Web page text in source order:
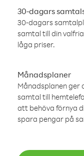
30-dagars
30-dagars
samtal till din
låga priser.
Månadsplaner
Månadsplanen
samtal till
att behöva förnya
spara pengar på